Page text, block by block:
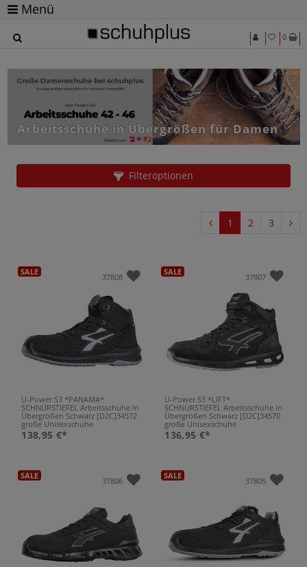
Menü
0
Arbeitsschuhe in Übergrößen für Damen
Filteroptionen
1 2 3
SALE 37808
U-Power S3 *PANAMA*
SCHNÜRSTIEFEL Arbeitsschuhe in
Übergrößen Schwarz [D2C]34572
große Unisexschuhe
138,95 €*
SALE 37807
U-Power S3 *LIFT*
SCHNÜRSTIEFEL Arbeitsschuhe in
Übergrößen Schwarz [D2C]34570
große Unisexschuhe
136,95 €*
SALE 37806 SALE 37805